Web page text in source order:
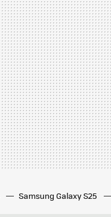
Samsung Galaxy S25